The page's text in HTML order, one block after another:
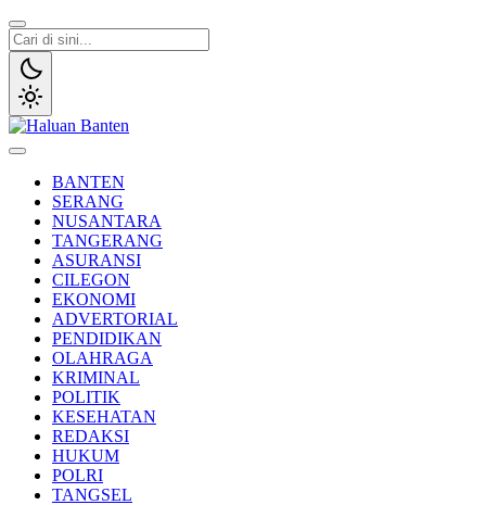
Lewati
ke
konten
BANTEN
SERANG
NUSANTARA
TANGERANG
ASURANSI
CILEGON
EKONOMI
ADVERTORIAL
PENDIDIKAN
OLAHRAGA
KRIMINAL
POLITIK
KESEHATAN
REDAKSI
HUKUM
POLRI
TANGSEL